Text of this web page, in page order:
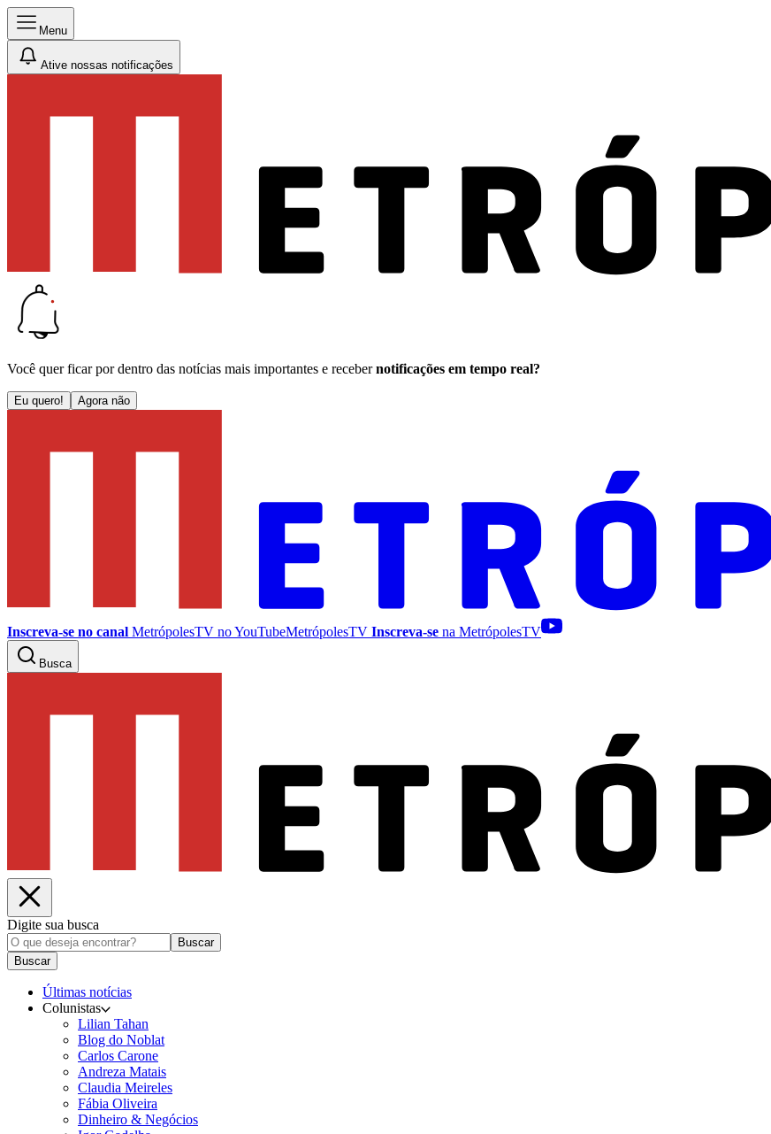
Menu
Ative nossas notificações
Você quer ficar por dentro das notícias mais importantes e receber notificações em tempo real?
Eu quero! Agora não
Inscreva-se no canal MetrópolesTV noYouTubeMetrópolesTV Inscreva-se na MetrópolesTV
Busca
Digite sua busca
Buscar
Buscar
Últimas notícias
Colunistas
Lilian Tahan
Blog do Noblat
Carlos Carone
Andreza Matais
Claudia Meireles
Fábia Oliveira
Dinheiro & Negócios